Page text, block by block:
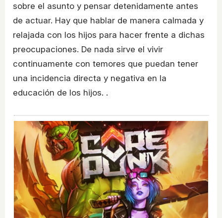
sobre el asunto y pensar detenidamente antes
de actuar. Hay que hablar de manera calmada y
relajada con los hijos para hacer frente a dichas
preocupaciones. De nada sirve el vivir
continuamente con temores que puedan tener
una incidencia directa y negativa en la
educación de los hijos. .